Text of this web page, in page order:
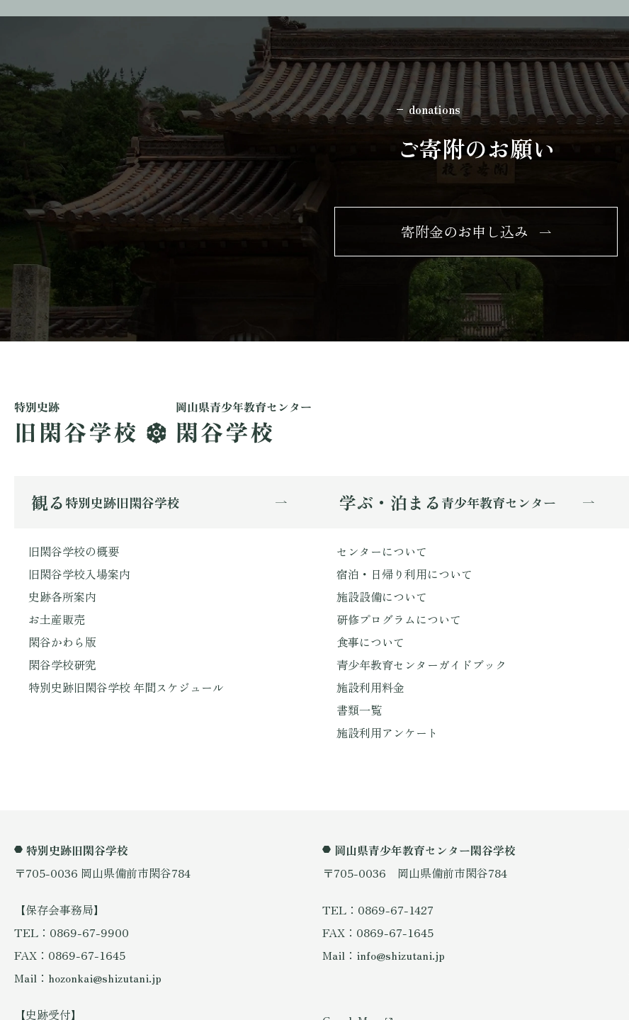
donations
ご寄附のお願い
寄附金のお申し込み
観る特別史跡旧閑谷学校
旧閑谷学校の概要
旧閑谷学校入場案内
史跡各所案内
お土産販売
閑谷かわら版
閑谷学校研究
特別史跡旧閑谷学校 年間スケジュール
学ぶ・泊まる青少年教育センター
センターについて
宿泊・日帰り利用について
施設設備について
研修プログラムについて
食事について
青少年教育センターガイドブック
施設利用料金
書類一覧
施設利用アンケート
特別史跡旧閑谷学校
〒705-0036 岡山県備前市閑谷784
【保存会事務局】
TEL：0869-67-9900
FAX：0869-67-1645
Mail：hozonkai@shizutani.jp
【史跡受付】
岡山県青少年教育センター閑谷学校
〒705-0036 岡山県備前市閑谷784
TEL：0869-67-1427
FAX：0869-67-1645
Mail：info@shizutani.jp